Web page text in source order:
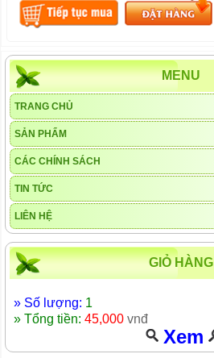
MENU
TRANG CHỦ
SẢN PHẨM
CÁC CHÍNH SÁCH
TIN TỨC
LIÊN HỆ
GIỎ HÀNG
» Số lượng: 1
» Tổng tiền: 45,000 vnđ
Xem